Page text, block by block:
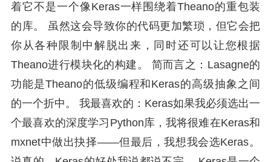
着它不是一个像Keras一样围绕着Theano的重包装
的库。 虽然这会导致你的代码更加繁琐，但它会把
你从各种限制中解脱出来，同时还可以让您根据
Theano进行模块化的构建。 简而言之：Lasagne的
功能是Theano的低级编程和Keras的高级抽象之间
的一个折中。 我最喜欢的：Keras如果我必须选出一
个最喜欢的深度学习Python库，我将很难在Keras和
mxnet中做出抉择——但最后，我想我会选Keras。